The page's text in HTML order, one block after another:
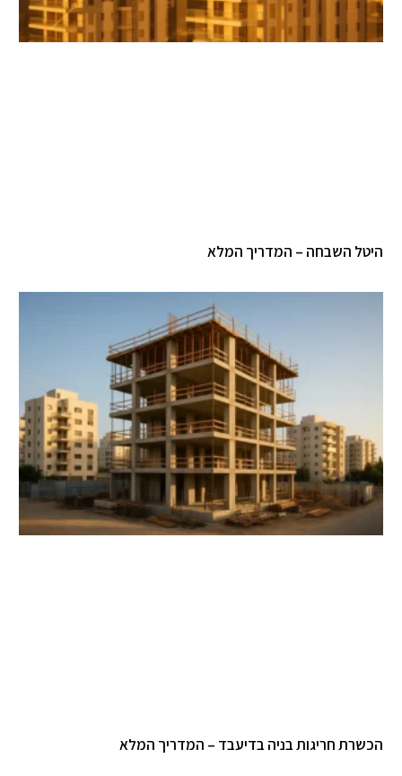
השבחה – המדריך המלא
חריגות בניה בדיעבד – המדריך המלא